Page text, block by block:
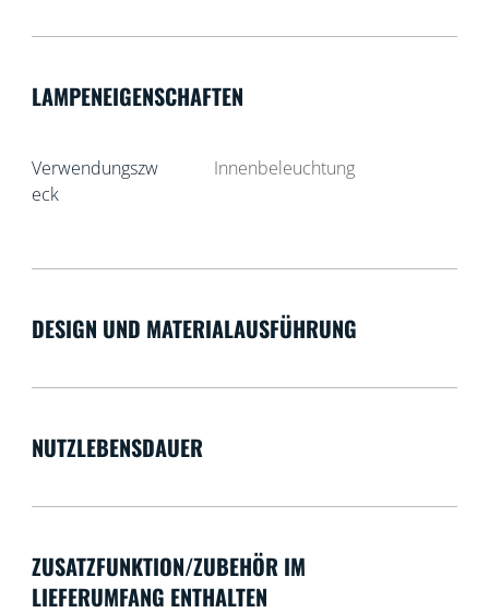
LAMPENEIGENSCHAFTEN
Verwendungszw
eck
Innenbeleuchtung
DESIGN UND MATERIALAUSFÜHRUNG
NUTZLEBENSDAUER
ZUSATZFUNKTION/ZUBEHÖR IM
LIEFERUMFANG ENTHALTEN